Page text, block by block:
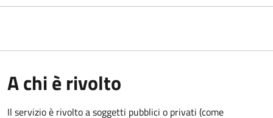
A chi è rivolto
Il servizio è rivolto a soggetti pubblici o privati (come